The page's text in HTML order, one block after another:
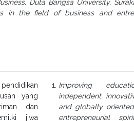
Duta Bangsa University,
in the field of business and
yang
dan
jiwa
Improving
independent,
and globally
entrepreneurial